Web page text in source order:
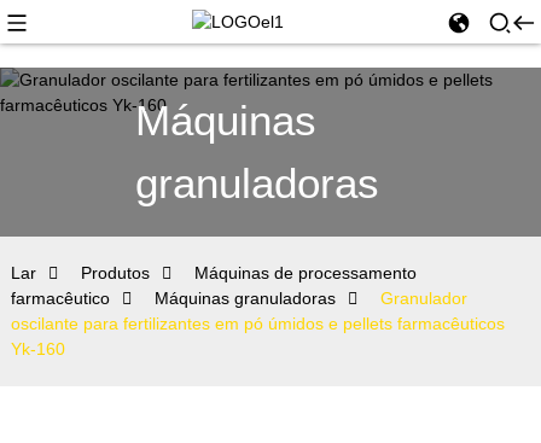
Máquinas
granuladoras
Lar Produtos
Máquinas de processamento
farmacêutico
Máquinas granuladoras
Granulador
oscilante para fertilizantes em pó úmidos e pellets farmacêuticos
Yk-160